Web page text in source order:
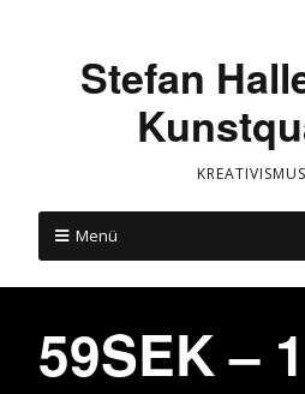
Stefan
Menü
59SEK –